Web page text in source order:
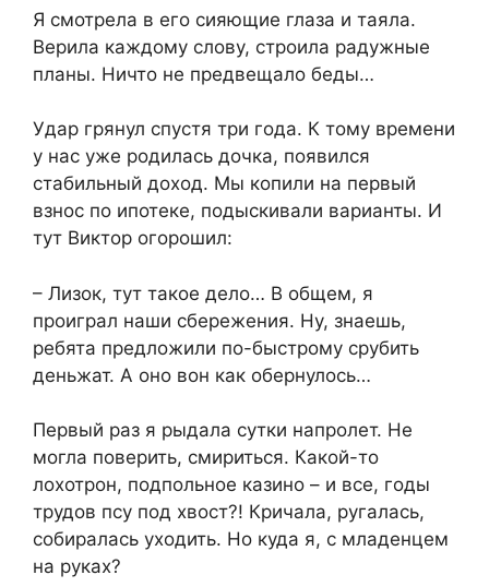
Я смотрела в его сияющие глаза и таяла.
Верила каждому слову, строила радужные
планы. Ничто не предвещало беды…
Удар грянул спустя три года. К тому времени
у нас уже родилась дочка, появился
стабильный доход. Мы копили на первый
взнос по ипотеке, подыскивали варианты. И
тут Виктор огорошил:
– Лизок, тут такое дело… В общем, я
проиграл наши сбережения. Ну, знаешь,
ребята предложили по-быстрому срубить
деньжат. А оно вон как обернулось…
Первый раз я рыдала сутки напролет. Не
могла поверить, смириться. Какой-то
лохотрон, подпольное казино – и все, годы
трудов псу под хвост?! Кричала, ругалась,
собиралась уходить. Но куда я, с младенцем
на руках?